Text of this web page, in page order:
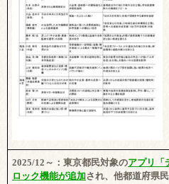
2025/12～：東京都民対象のアプリ「
ロック機能が追加され、他都道府県